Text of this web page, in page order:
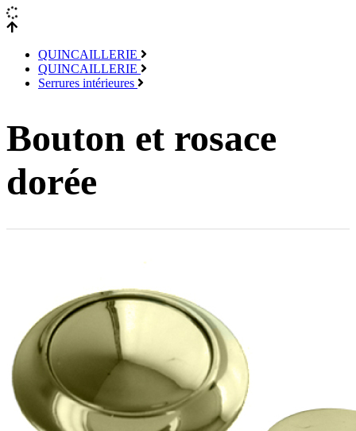
QUINCAILLERIE
QUINCAILLERIE
Serrures intérieures
Bouton et rosace
dorée